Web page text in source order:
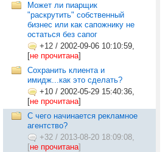
Может ли пиарщик
"раскрутить" собственный
бизнес или как сапожнику не
остаться без сапог
+12 / 2002-09-06 10:10:59,
[не прочитана]
Сохранить клиента и
имидж...как это сделать?
+10 / 2002-05-29 15:40:36,
[не прочитана]
C чего начинается рекламное
агентство?
+32 / 2013-08-20 18:09:08,
[не прочитана]